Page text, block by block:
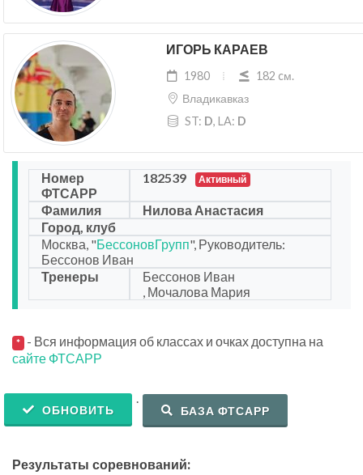
ИГОРЬ КАРАЕВ
1980
182 cм.
Владикавказ
ST: D, LA: D
Номер
ФТСАРР
182539 Активный
Фамилия
Нилова Анастасия
Город, клуб
Москва, "БессоновГрупп", Руководитель:
Бессонов Иван
Тренеры
Бессонов Иван
, Мочалова Мария
* - Вся информация об классах и очках доступна на
сайте ФТСАРР
ОБНОВИТЬ
.
БАЗА ФТСАРР
Результаты соревнований: